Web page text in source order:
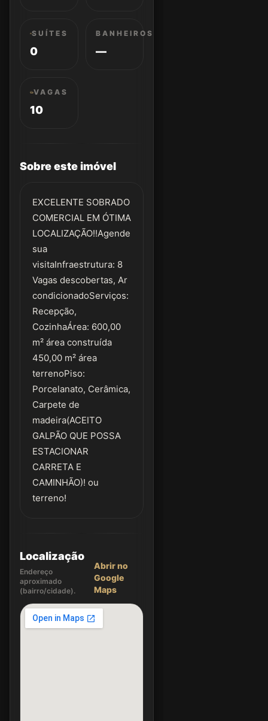
SUÍTES
0
BANHEIROS
—
VAGAS
10
Sobre este imóvel
EXCELENTE SOBRADO
COMERCIAL EM ÓTIMA
LOCALIZAÇÃO!!Agende
sua
visitaInfraestrutura: 8
Vagas descobertas, Ar
condicionadoServiços:
Recepção,
CozinhaÁrea: 600,00
m² área construída
450,00 m² área
terrenoPiso:
Porcelanato, Cerâmica,
Carpete de
madeira(ACEITO
GALPÃO QUE POSSA
ESTACIONAR
CARRETA E
CAMINHÃO)! ou
terreno!
Localização
Endereço
aproximado
(bairro/cidade).
Abrir no
Google
Maps